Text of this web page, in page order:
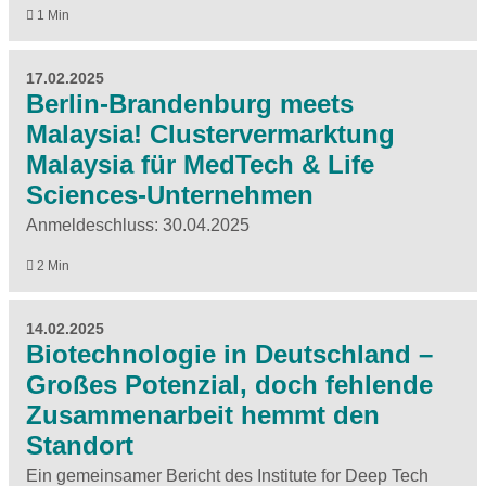
1 Min
17.02.2025
Berlin-Brandenburg meets
Malaysia! Clustervermarktung
Malaysia für MedTech & Life
Sciences-Unternehmen
Anmeldeschluss: 30.04.2025
2 Min
14.02.2025
Biotechnologie in Deutschland –
Großes Potenzial, doch fehlende
Zusammenarbeit hemmt den
Standort
Ein gemeinsamer Bericht des Institute for Deep Tech